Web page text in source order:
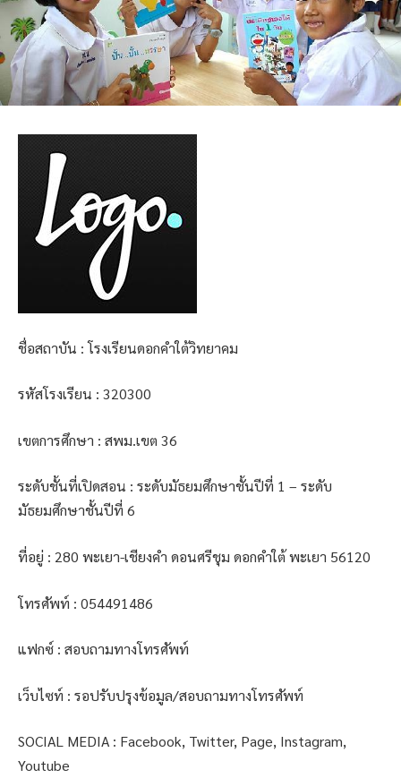
ชื่อสถาบัน : โรงเรียนดอกคำใต้วิทยาคม
รหัสโรงเรียน : 320300
เขตการศึกษา : สพม.เขต 36
ระดับชั้นที่เปิดสอน : ระดับมัธยมศึกษาชั้นปีที่ 1 – ระดับ
มัธยมศึกษาชั้นปีที่ 6
ที่อยู่ : 280 พะเยา-เชียงคำ ดอนศรีชุม ดอกคำใต้ พะเยา 56120
โทรศัพท์ : 054491486
แฟกซ์ : สอบถามทางโทรศัพท์
เว็บไซท์ : รอปรับปรุงข้อมูล/สอบถามทางโทรศัพท์
SOCIAL MEDIA : Facebook, Twitter, Page, Instagram,
Youtube